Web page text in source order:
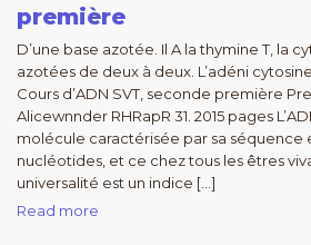
première
D’une base azotée. Il A la thymine T, la
azotées de deux à deux. L’adéni
Cours d’ADN SVT, seconde première
Alicewnnder RHRapR 31. 2015 pages
molécule caractérisée par sa séquence
nucléotides, et ce chez tous les êtres
universalité est un indice […]
Read more